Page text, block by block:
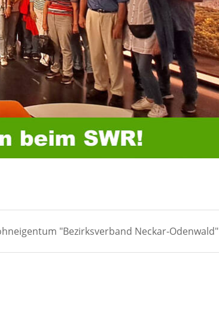
"Bezirksverband Neckar-Odenwald"